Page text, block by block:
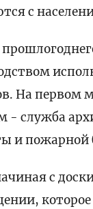
с
На первом
- служба
и пожарной
с
которое